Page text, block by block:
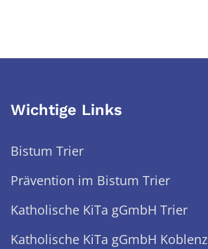
Wichtige Links
Bistum Trier
Prävention im Bistum Trier
Katholische KiTa gGmbH Trier
Katholische KiTa gGmbH Koblenz